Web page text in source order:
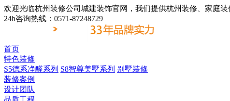
欢迎光临杭州装修公司城建装饰官网，我们提供杭州装修、家庭
24h咨询热线：0571-87248729
首页
特色装修
S5德系净醛系列 S8智尊美墅系列 别墅装修
装修案例
设计团队
品质工程